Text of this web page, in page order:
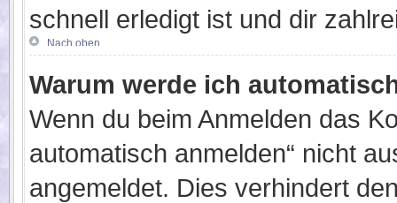
schnell erledigt ist und dir
Nach oben
Warum werde ich
Wenn du beim Anmelden das
automatisch anmelden“ nicht
angemeldet. Dies verhindert